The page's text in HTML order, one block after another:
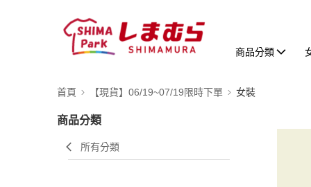
商品分類
首頁 【現貨】06/19~07/19限時下單 女裝
商品分類
所有分類